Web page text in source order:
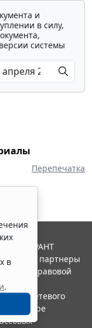
и
в силу,
системы
Перепечатка
в
.
ГАРАНТ
и ее партнеры
правовой
сетевого
в сфере